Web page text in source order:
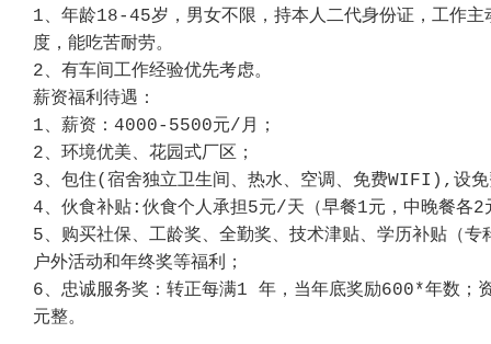
1、年龄18-45岁，男女不限，持本人二代身份证，工作
度，能吃苦耐劳。
2、有车间工作经验优先考虑。
薪资福利待遇：
1、薪资：4000-5500元/月；
2、环境优美、花园式厂区；
3、包住(宿舍独立卫生间、热水、空调、免费WIFI),设免
4、伙食补贴:伙食个人承担5元/天（早餐1元，中晚餐各2
5、购买社保、工龄奖、全勤奖、技术津贴、学历补贴（
户外活动和年终奖等福利；
6、忠诚服务奖：转正每满1 年，当年底奖励600*年数；
元整。